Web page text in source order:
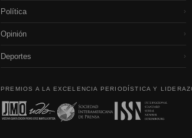
Política ›
Opinión ›
Deportes ›
PREMIOS A LA EXCELENCIA PERIODÍSTICA Y